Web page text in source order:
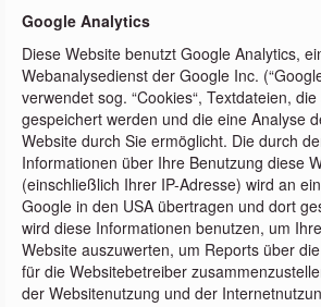
Google Analytics
Diese Website benutzt Google Analytics,
Webanalysedienst der Google Inc.
verwendet sog. “Cookies“, Textdateien,
gespeichert werden und die eine Analyse
Website durch Sie ermöglicht. Die durch
Informationen über Ihre Benutzung diese
(einschließlich Ihrer IP-Adresse) wird an
Google in den USA übertragen und dort
wird diese Informationen benutzen, um
Website auszuwerten, um Reports über
für die Websitebetreiber
der Websitenutzung und der